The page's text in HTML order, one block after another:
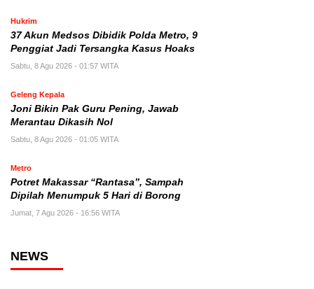
Hukrim
37 Akun Medsos Dibidik Polda Metro, 9
Penggiat Jadi Tersangka Kasus Hoaks
Sabtu, 8 Agu 2026 - 01:57 WITA
Geleng Kepala
Joni Bikin Pak Guru Pening, Jawab
Merantau Dikasih Nol
Sabtu, 8 Agu 2026 - 01:05 WITA
Metro
Potret Makassar “Rantasa”, Sampah
Dipilah Menumpuk 5 Hari di Borong
Jumat, 7 Agu 2026 - 16:56 WITA
NEWS